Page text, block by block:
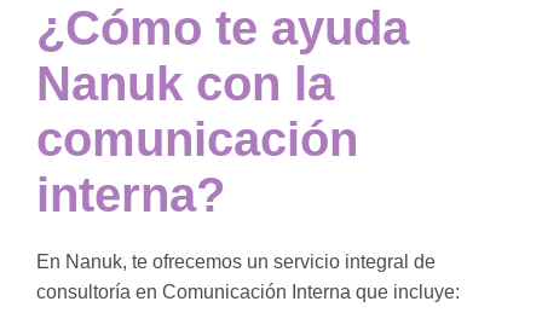
¿Cómo te ayuda
Nanuk con la
comunicación
interna?
En Nanuk, te ofrecemos un servicio integral de
consultoría en Comunicación Interna que incluye: